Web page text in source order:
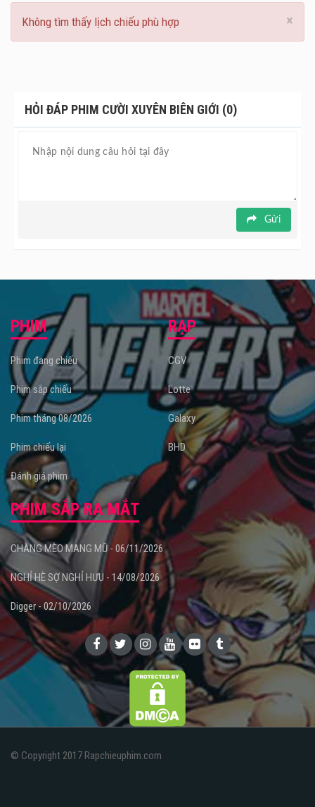
×
Không tìm thấy lịch chiếu phù hợp
HỎI ĐÁP PHIM CƯỜI XUYÊN BIÊN GIỚI (0)
Gửi
PHIM
Phim đang chiếu
Phim sắp chiếu
Phim tháng 08/2026
Phim chiếu lại
Đánh giá phim
RẠP
CGV
Lotte
Galaxy
BHD
PHIM SẮP RA MẮT
CHÀNG MÈO MANG MŨ - 06/11/2026
NGHỈ HÈ SỢ NGHỈ HƯU - 14/08/2026
Digger - 02/10/2026
© Copyright 2017 Rapchieuphim.com